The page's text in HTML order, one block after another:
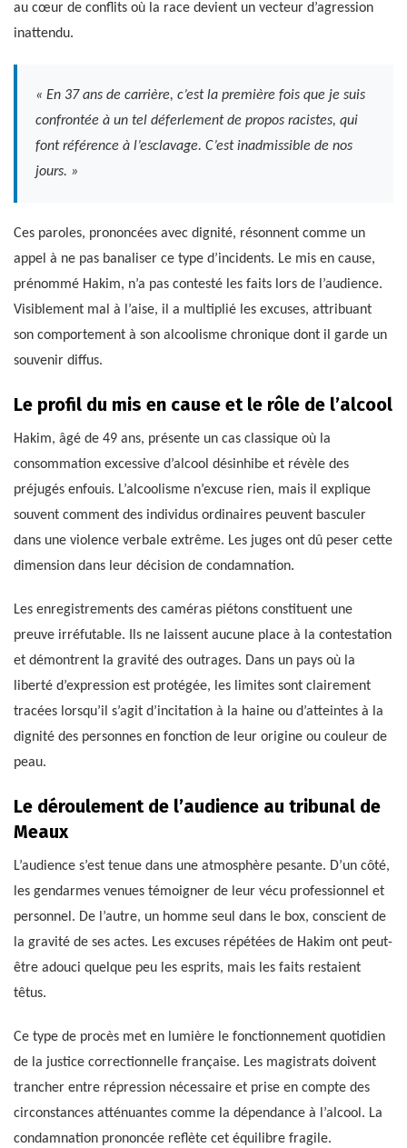
au cœur de conflits où la race devient un vecteur d’agression
inattendu.
« En 37 ans de carrière, c’est la première fois que je suis
confrontée à un tel déferlement de propos racistes, qui
font référence à l’esclavage. C’est inadmissible de nos
jours. »
Ces paroles, prononcées avec dignité, résonnent comme un
appel à ne pas banaliser ce type d’incidents. Le mis en cause,
prénommé Hakim, n’a pas contesté les faits lors de l’audience.
Visiblement mal à l’aise, il a multiplié les excuses, attribuant
son comportement à son alcoolisme chronique dont il garde un
souvenir diffus.
Le profil du mis en cause et le rôle de l’alcool
Hakim, âgé de 49 ans, présente un cas classique où la
consommation excessive d’alcool désinhibe et révèle des
préjugés enfouis. L’alcoolisme n’excuse rien, mais il explique
souvent comment des individus ordinaires peuvent basculer
dans une violence verbale extrême. Les juges ont dû peser cette
dimension dans leur décision de condamnation.
Les enregistrements des caméras piétons constituent une
preuve irréfutable. Ils ne laissent aucune place à la contestation
et démontrent la gravité des outrages. Dans un pays où la
liberté d’expression est protégée, les limites sont clairement
tracées lorsqu’il s’agit d’incitation à la haine ou d’atteintes à la
dignité des personnes en fonction de leur origine ou couleur de
peau.
Le déroulement de l’audience au tribunal de
Meaux
L’audience s’est tenue dans une atmosphère pesante. D’un côté,
les gendarmes venues témoigner de leur vécu professionnel et
personnel. De l’autre, un homme seul dans le box, conscient de
la gravité de ses actes. Les excuses répétées de Hakim ont peut-
être adouci quelque peu les esprits, mais les faits restaient
têtus.
Ce type de procès met en lumière le fonctionnement quotidien
de la justice correctionnelle française. Les magistrats doivent
trancher entre répression nécessaire et prise en compte des
circonstances atténuantes comme la dépendance à l’alcool. La
condamnation prononcée reflète cet équilibre fragile.